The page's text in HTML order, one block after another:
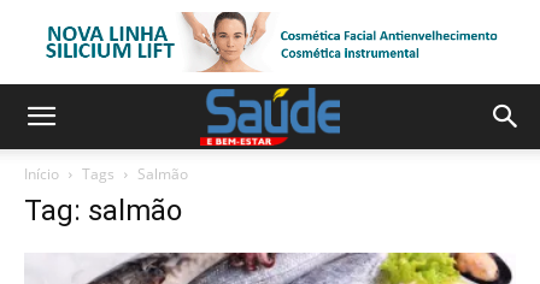
Início Tags Salmão
Tag: salmão